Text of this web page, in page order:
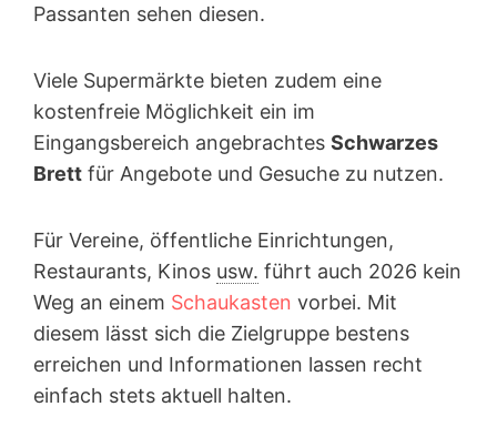
Passanten sehen diesen.
Viele Supermärkte bieten zudem eine
kostenfreie Möglichkeit ein im
Eingangsbereich angebrachtes Schwarzes
Brett für Angebote und Gesuche zu nutzen.
Für Vereine, öffentliche Einrichtungen,
Restaurants, Kinos usw. führt auch 2026 kein
Weg an einem Schaukasten vorbei. Mit
diesem lässt sich die Zielgruppe bestens
erreichen und Informationen lassen recht
einfach stets aktuell halten.